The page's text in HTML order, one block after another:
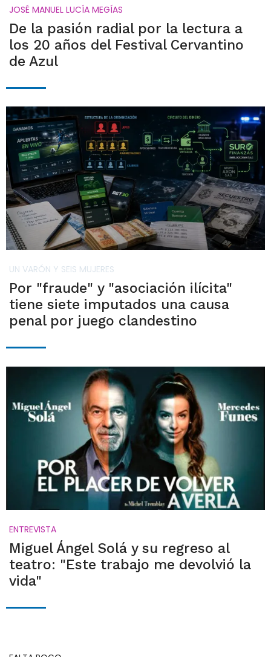
JOSÉ MANUEL LUCÍA MEGÍAS
De la pasión radial por la lectura a
los 20 años del Festival Cervantino
de Azul
UN VARÓN Y SEIS MUJERES
Por "fraude" y "asociación ilícita"
tiene siete imputados una causa
penal por juego clandestino
ENTREVISTA
Miguel Ángel Solá y su regreso al
teatro: "Este trabajo me devolvió la
vida"